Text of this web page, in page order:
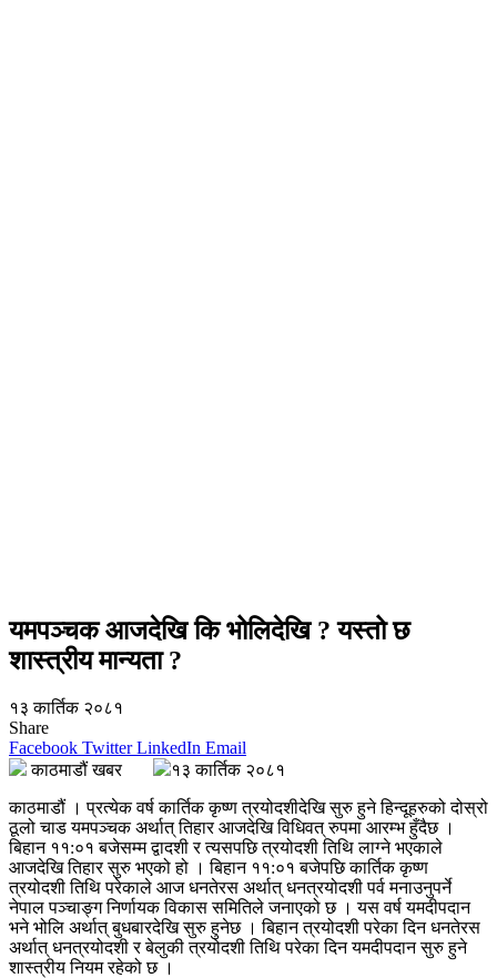
यमपञ्चक आजदेखि कि भोलिदेखि ? यस्तो छ
शास्त्रीय मान्यता ?
१३ कार्तिक २०८१
Share
Facebook Twitter LinkedIn Email
काठमाडौं खबर
१३ कार्तिक २०८१
काठमाडौं । प्रत्येक वर्ष कार्तिक कृष्ण त्रयोदशीदेखि सुरु हुने हिन्दूहरुको दोस्रो
ठूलो चाड यमपञ्चक अर्थात् तिहार आजदेखि विधिवत् रुपमा आरम्भ हुँदैछ ।
बिहान ११:०१ बजेसम्म द्वादशी र त्यसपछि त्रयोदशी तिथि लाग्ने भएकाले
आजदेखि तिहार सुरु भएको हो । बिहान ११:०१ बजेपछि कार्तिक कृष्ण
त्रयोदशी तिथि परेकाले आज धनतेरस अर्थात् धनत्रयोदशी पर्व मनाउनुपर्ने
नेपाल पञ्चाङ्ग निर्णायक विकास समितिले जनाएको छ । यस वर्ष यमदीपदान
भने भोलि अर्थात् बुधबारदेखि सुरु हुनेछ । बिहान त्रयोदशी परेका दिन धनतेरस
अर्थात् धनत्रयोदशी र बेलुकी त्रयोदशी तिथि परेका दिन यमदीपदान सुरु हुने
शास्त्रीय नियम रहेको छ ।